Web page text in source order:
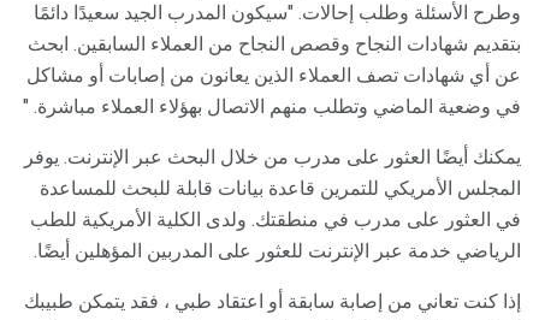
وطرح الأسئلة وطلب إحالات. "سيكون المدرب الجيد سعيدًا دائمًا
بتقديم شهادات النجاح وقصص النجاح من العملاء السابقين. ابحث
عن أي شهادات تصف العملاء الذين يعانون من إصابات أو مشاكل
في وضعية الماضي وتطلب منهم الاتصال بهؤلاء العملاء مباشرة. "
يمكنك أيضًا العثور على مدرب من خلال البحث عبر الإنترنت. يوفر
المجلس الأمريكي للتمرين قاعدة بيانات قابلة للبحث للمساعدة
في العثور على مدرب في منطقتك. ولدى الكلية الأمريكية للطب
الرياضي خدمة عبر الإنترنت للعثور على المدربين المؤهلين أيضًا.
إذا كنت تعاني من إصابة سابقة أو اعتقاد طبي ، فقد يتمكن طبيبك